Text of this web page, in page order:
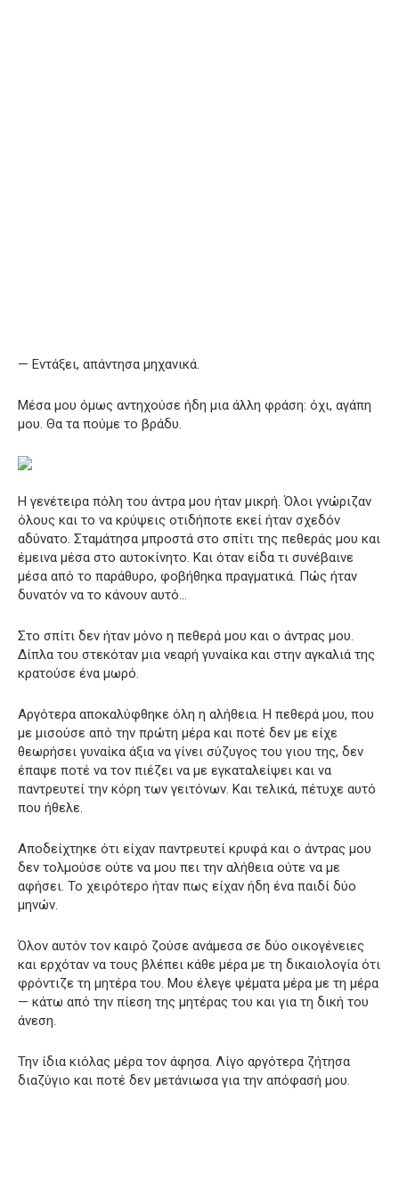
— Εντάξει, απάντησα μηχανικά.
Μέσα μου όμως αντηχούσε ήδη μια άλλη φράση: όχι, αγάπη
μου. Θα τα πούμε το βράδυ.
Η γενέτειρα πόλη του άντρα μου ήταν μικρή. Όλοι γνώριζαν
όλους και το να κρύψεις οτιδήποτε εκεί ήταν σχεδόν
αδύνατο. Σταμάτησα μπροστά στο σπίτι της πεθεράς μου και
έμεινα μέσα στο αυτοκίνητο. Και όταν είδα τι συνέβαινε
μέσα από το παράθυρο, φοβήθηκα πραγματικά. Πώς ήταν
δυνατόν να το κάνουν αυτό…
Στο σπίτι δεν ήταν μόνο η πεθερά μου και ο άντρας μου.
Δίπλα του στεκόταν μια νεαρή γυναίκα και στην αγκαλιά της
κρατούσε ένα μωρό.
Αργότερα αποκαλύφθηκε όλη η αλήθεια. Η πεθερά μου, που
με μισούσε από την πρώτη μέρα και ποτέ δεν με είχε
θεωρήσει γυναίκα άξια να γίνει σύζυγος του γιου της, δεν
έπαψε ποτέ να τον πιέζει να με εγκαταλείψει και να
παντρευτεί την κόρη των γειτόνων. Και τελικά, πέτυχε αυτό
που ήθελε.
Αποδείχτηκε ότι είχαν παντρευτεί κρυφά και ο άντρας μου
δεν τολμούσε ούτε να μου πει την αλήθεια ούτε να με
αφήσει. Το χειρότερο ήταν πως είχαν ήδη ένα παιδί δύο
μηνών.
Όλον αυτόν τον καιρό ζούσε ανάμεσα σε δύο οικογένειες
και ερχόταν να τους βλέπει κάθε μέρα με τη δικαιολογία ότι
φρόντιζε τη μητέρα του. Μου έλεγε ψέματα μέρα με τη μέρα
— κάτω από την πίεση της μητέρας του και για τη δική του
άνεση.
Την ίδια κιόλας μέρα τον άφησα. Λίγο αργότερα ζήτησα
διαζύγιο και ποτέ δεν μετάνιωσα για την απόφασή μου.